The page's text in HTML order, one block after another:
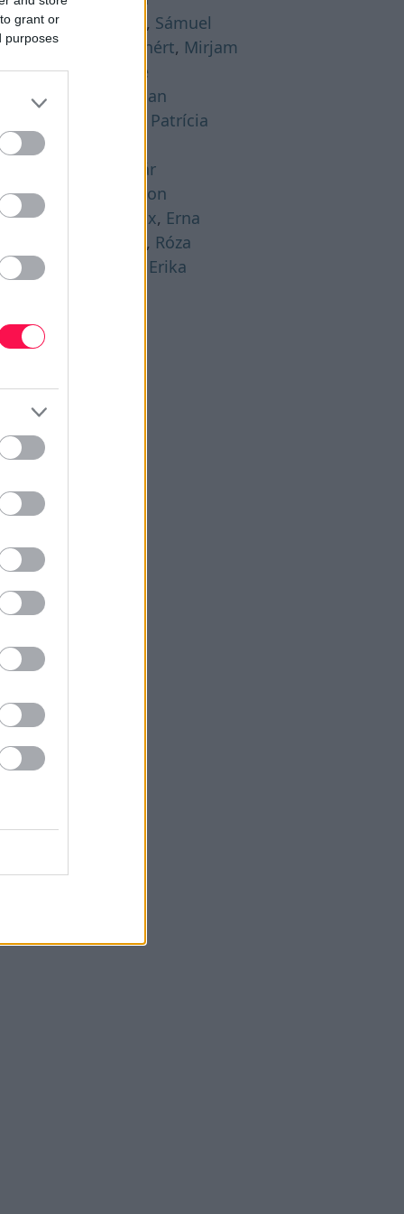
grant or
purposes
21. -
, Sámuel
22. -
Menyhért, Mirjam
23. -
Bence
24. -
Bertalan
Patrícia
26. -
Gáspár
28. -
Ágoston
29. -
Beatrix, Erna
, Róza
31. -
Erika